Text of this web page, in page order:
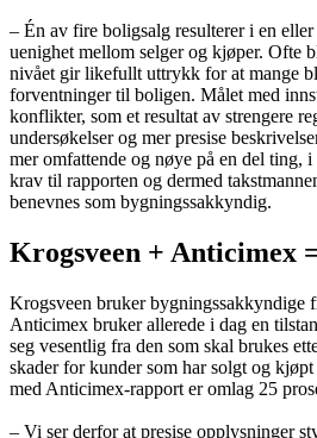
– Én av fire boligsalg resulterer i en
uenighet mellom selger og kjøper. Ofte
nivået gir likefullt uttrykk for at mange
forventninger til boligen. Målet med
konflikter, som et resultat av strengere
undersøkelser og mer presise
mer omfattende og nøye på en del ting,
krav til rapporten og dermed
benevnes som bygningssakkyndig.
Krogsveen + Anticimex
Krogsveen bruker bygningssakkyndige
Anticimex bruker allerede i dag en
seg vesentlig fra den som skal brukes
skader for kunder som har solgt og
med Anticimex-rapport er omlag 25
– Vi ser derfor at presise opplysninger